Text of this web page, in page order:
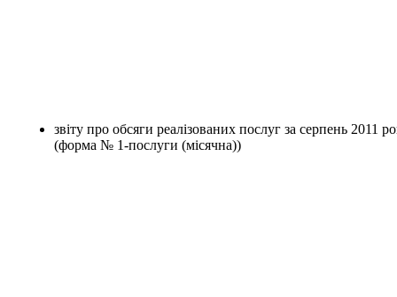
звіту про обсяги реалізованих послуг за серпень 2011
(форма № 1-послуги (місячна))